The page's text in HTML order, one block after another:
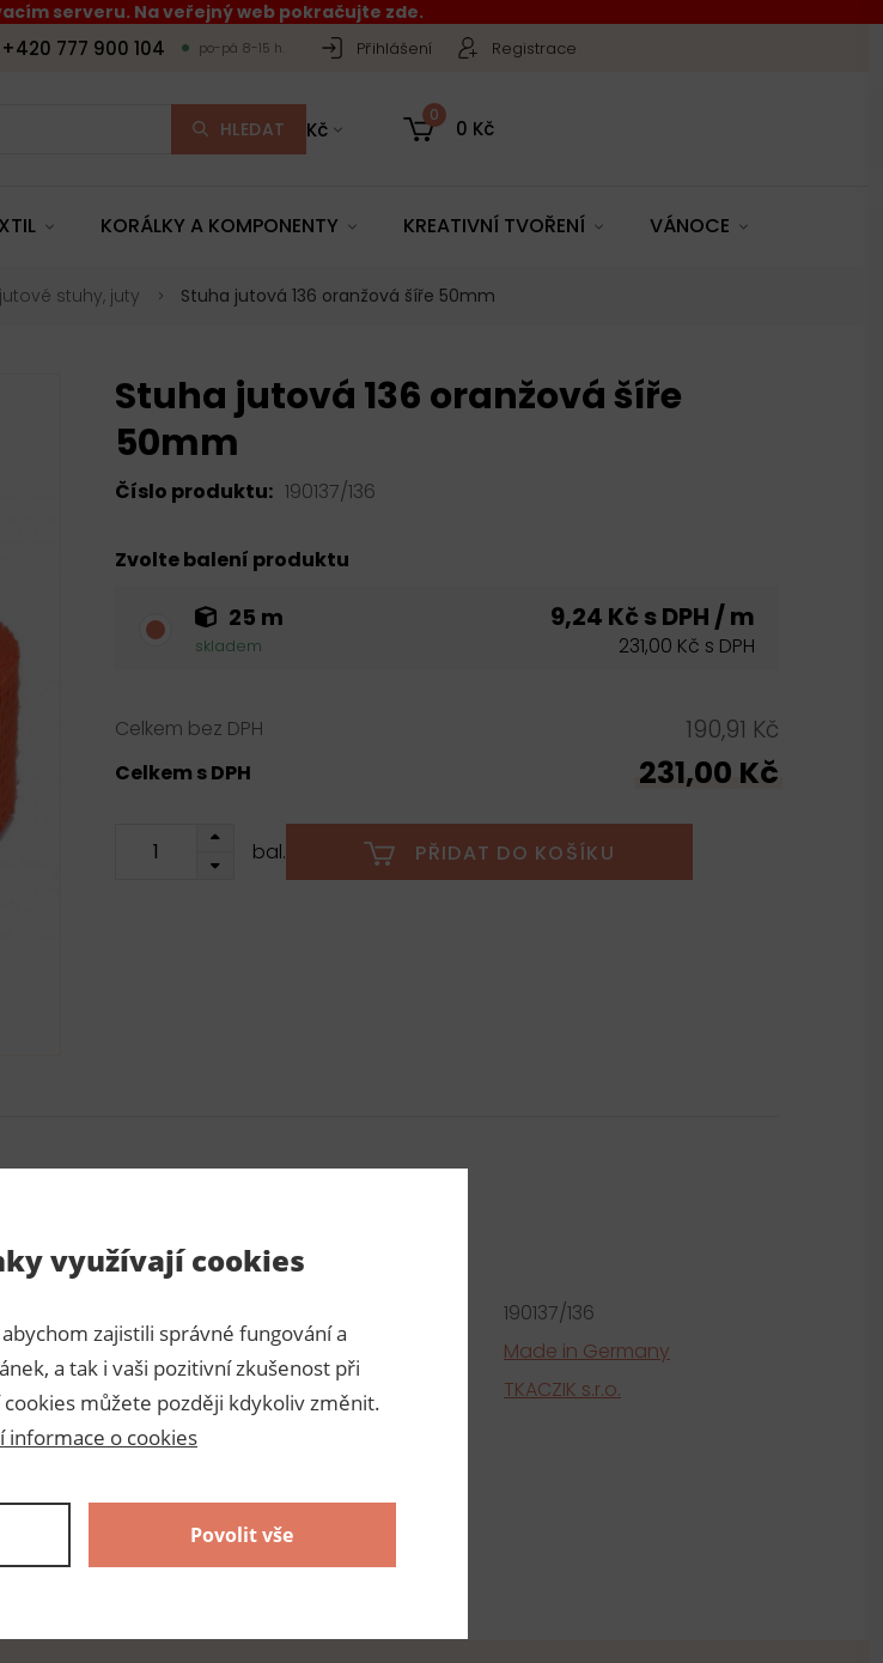
serveru. Na veřejný web pokračujte zde.
+420 777 900 104 po-pá 8-15 h. Přihlášení Registrace
HLEDAT Kč
0
0 Kč
KORÁLKY A KOMPONENTY KREATIVNÍ TVOŘENÍ VÁNOCE
jutové stuhy, juty Stuha jutová 136 oranžová šíře 50mm
Stuha jutová 136 oranžová šíře
50mm
Číslo produktu: 190137/136
Zvolte balení produktu
25 m
skladem
9,24 Kč s DPH / m
231,00 Kč s DPH
Celkem bez DPH 190,91 Kč
Celkem s DPH 231,00 Kč
bal. PŘIDAT DO KOŠÍKU
z
různé
Parametry
190137/136
Výrobce
Made in Germany
Dodavatel
TKACZIK s.r.o.
100% juta
využívají cookies
zajistili správné fungování a
a tak i vaši pozitivní zkušenost při
cookies můžete později kdykoliv změnit.
informace o cookies
Povolit vše